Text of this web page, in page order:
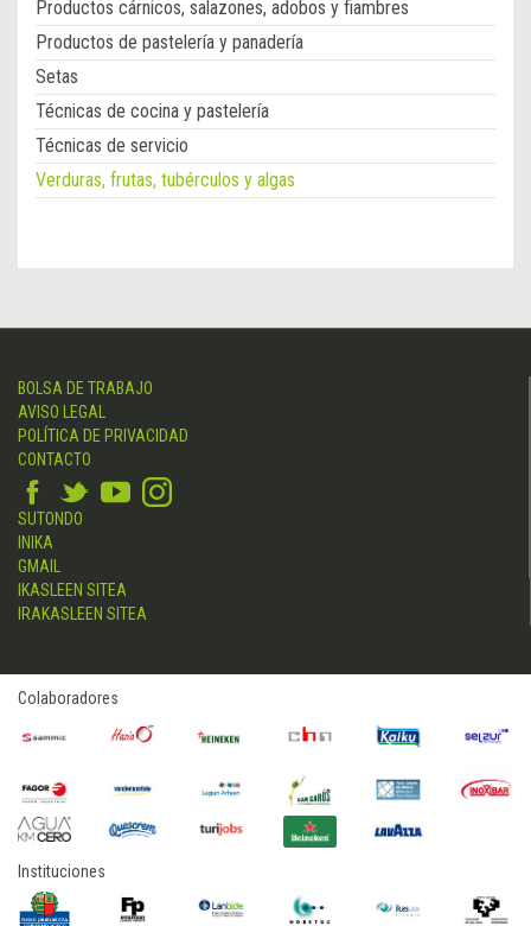
Productos cárnicos, salazones, adobos y fiambres
Productos de pastelería y panadería
Setas
Técnicas de cocina y pastelería
Técnicas de servicio
Verduras, frutas, tubérculos y algas
BOLSA DE TRABAJO
AVISO LEGAL
POLÍTICA DE PRIVACIDAD
CONTACTO
SUTONDO
INIKA
GMAIL
IKASLEEN SITEA
IRAKASLEEN SITEA
Colaboradores
Instituciones